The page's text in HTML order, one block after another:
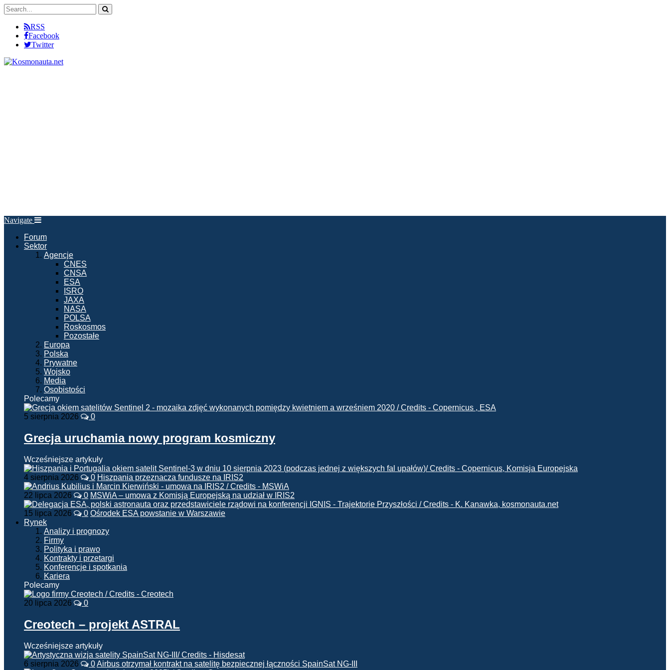
RSS
Facebook
Twitter
Navigate
Forum
Sektor
Agencje
CNES
CNSA
ESA
ISRO
JAXA
NASA
POLSA
Roskosmos
Pozostałe
Europa
Polska
Prywatne
Wojsko
Media
Osobistości
Polecamy
5 sierpnia 2026 0
Grecja uruchamia nowy program kosmiczny
Wcześniejsze artykuły
4 sierpnia 2026 0 Hiszpania przeznacza fundusze na IRIS2
22 lipca 2026 0 MSWiA – umowa z Komisją Europejską na udział w IRIS2
15 lipca 2026 0 Ośrodek ESA powstanie w Warszawie
Rynek
Analizy i prognozy
Firmy
Polityka i prawo
Kontrakty i przetargi
Konferencje i spotkania
Kariera
Polecamy
20 lipca 2026 0
Creotech – projekt ASTRAL
Wcześniejsze artykuły
6 sierpnia 2026 0Airbus otrzymał kontrakt na satelitę bezpiecznej łączności SpainSat NG-III